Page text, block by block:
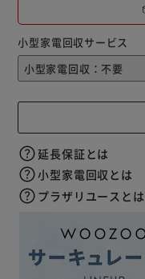
小型家電回収サービス
延長保証とは
小型家電回収とは
プラザリユースとは